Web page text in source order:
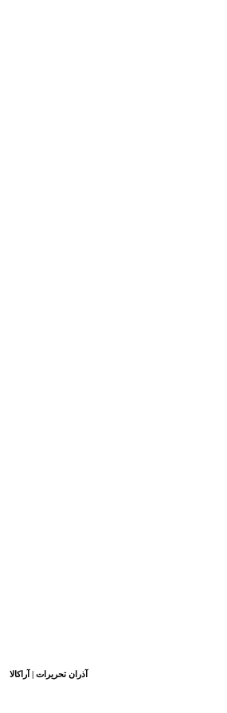
آذران تحریرات | آراکالا